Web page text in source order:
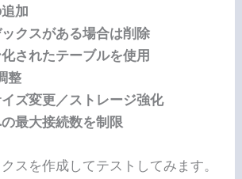
加
クスがある場合は削除
されたテーブルを使用
整
ズ変更／ストレージ強化
最大接続数を制限
スを作成してテストしてみます。